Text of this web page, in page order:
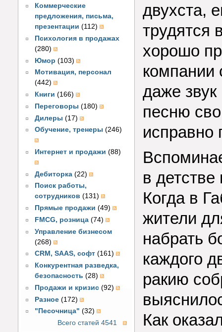
Коммерческие
предложения, письма,
презентации (112)
Психология в продажах
(280)
Юмор (103)
Мотивация, персонал
(442)
Книги (166)
Переговоры (180)
Дилеры (17)
Обучение, тренеры (246)
Интернет и продажи (88)
Дебиторка (22)
Поиск работы,
сотрудников (131)
Прямые продажи (49)
FMCG, розница (74)
Управление бизнесом
(268)
CRM, SAAS, софт (161)
Конкурентная разведка,
безопасность (28)
Продажи и кризис (92)
Разное (172)
"Песочница" (32)
Всего статей 4541
двухста,
трудятся
хорошо
компании
даже звук
песню
исправно
в детстве
Когда в
жители
набрать
каждого
ракию
Как